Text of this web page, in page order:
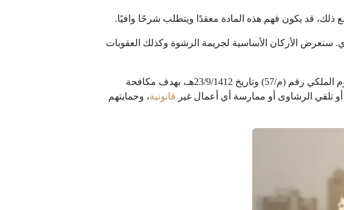
قد يكون فهم هذه المادة معقدًا ويتطلب شرحًا وافيًا.
سنعرض الأركان الأساسية لجريمة الرشوة وكذلك العقوبات
تأتي المادة السابعة من نظام مكافحة الرشوة في المملكة العربية السعودية، والذي صدر بالمرسوم الملكي رقم (م/57) وتاريخ 23/9/1412هـ، بهدف مكافحة
تلقي الرشاوى أو ممارسة أي أعمال غير قانونية، وحمايتهم